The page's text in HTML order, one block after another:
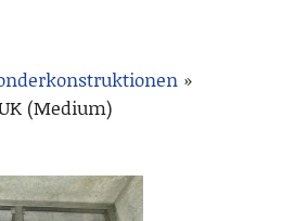
»
(Medium)